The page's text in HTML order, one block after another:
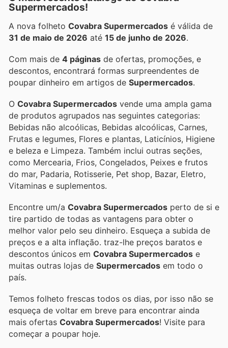
Supermercados!
A nova folheto Covabra Supermercados é válida de
31 de maio de 2026 até 15 de junho de 2026.
Com mais de 4 páginas de ofertas, promoções, e
descontos, encontrará formas surpreendentes de
poupar dinheiro em artigos de Supermercados.
O Covabra Supermercados vende uma ampla gama
de produtos agrupados nas seguintes categorias:
Bebidas não alcoólicas, Bebidas alcoólicas, Carnes,
Frutas e legumes, Flores e plantas, Laticínios, Higiene
e beleza e Limpeza. Também inclui outras seções,
como Mercearia, Frios, Congelados, Peixes e frutos
do mar, Padaria, Rotisserie, Pet shop, Bazar, Eletro,
Vitaminas e suplementos.
Encontre um/a Covabra Supermercados perto de si e
tire partido de todas as vantagens para obter o
melhor valor pelo seu dinheiro. Esqueça a subida de
preços e a alta inflação. traz-lhe preços baratos e
descontos únicos em Covabra Supermercados e
muitas outras lojas de Supermercados em todo o
país.
Temos folheto frescas todos os dias, por isso não se
esqueça de voltar em breve para encontrar ainda
mais ofertas Covabra Supermercados ! Visite para
começar a poupar hoje.